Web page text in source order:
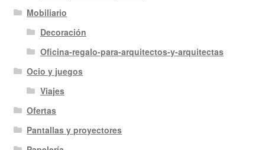
Mobiliario
Decoración
Oficina-regalo-para-arquitectos-y-arquitectas
Ocio y juegos
Viajes
Ofertas
Pantallas y proyectores